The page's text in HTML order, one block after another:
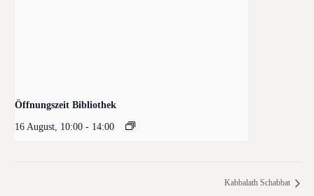
Öffnungszeit Bibliothek
16 August, 10:00 - 14:00
Kabbalath Schabbat